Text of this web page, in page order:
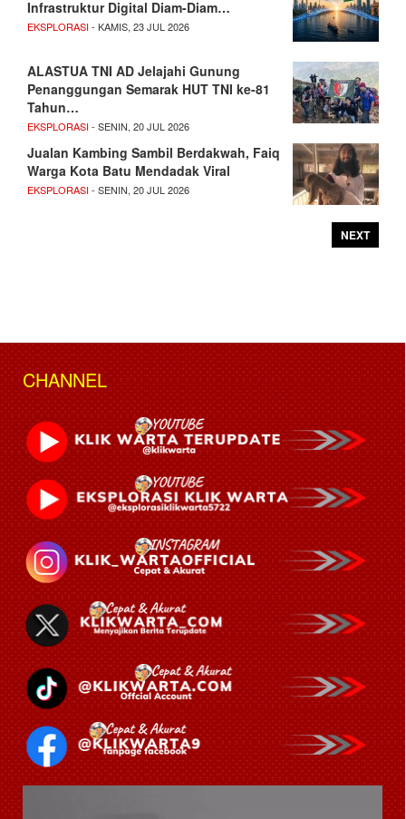
Infrastruktur Digital Diam-Diam…
EKSPLORASI- KAMIS, 23 JUL 2026
ALASTUA TNI AD Jelajahi Gunung
Penanggungan Semarak HUT TNI ke-81
Tahun…
EKSPLORASI- SENIN, 20 JUL 2026
Jualan Kambing Sambil Berdakwah, Faiq
Warga Kota Batu Mendadak Viral
EKSPLORASI- SENIN, 20 JUL 2026
NEXT
CHANNEL